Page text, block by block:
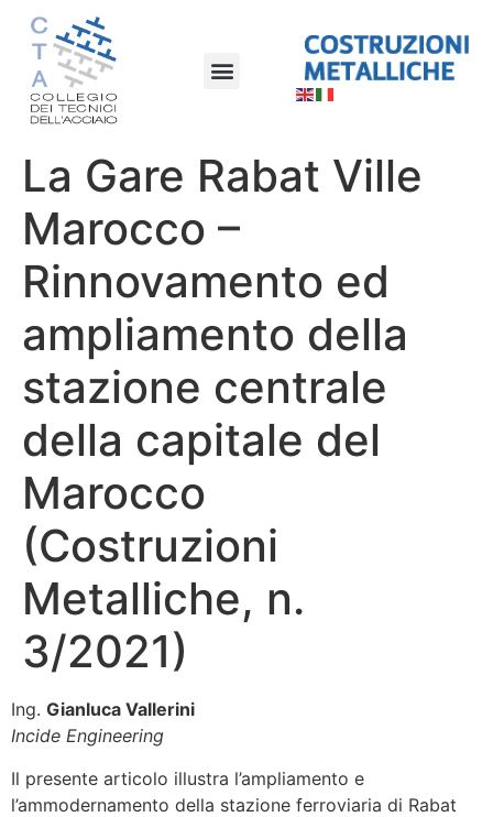
La Gare Rabat Ville
Marocco –
Rinnovamento ed
ampliamento della
stazione centrale
della capitale del
Marocco
(Costruzioni
Metalliche, n.
3/2021)
Ing. Gianluca Vallerini
Incide Engineering
Il presente articolo illustra l’ampliamento e
l’ammodernamento della stazione ferroviaria di Rabat